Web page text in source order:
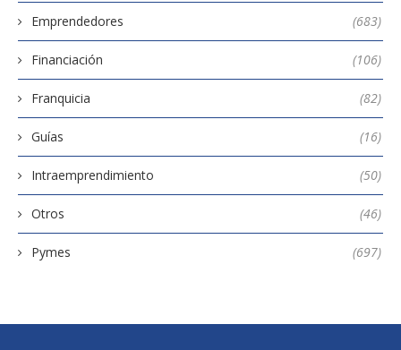
Emprendedores (683)
Financiación (106)
Franquicia (82)
Guías (16)
Intraemprendimiento (50)
Otros (46)
Pymes (697)